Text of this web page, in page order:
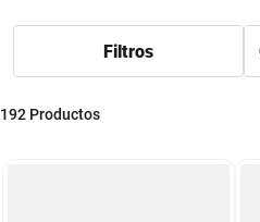
192 Productos